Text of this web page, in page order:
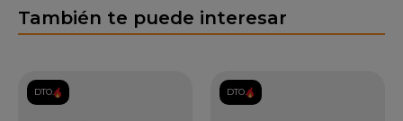
También te puede interesar
DTO. DTO.